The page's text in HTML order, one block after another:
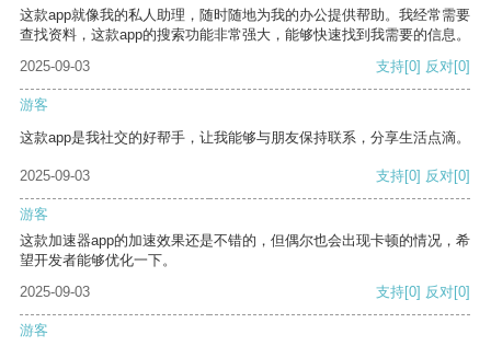
这款app就像我的私人助理，随时随地为我的办公提供帮助。我经常需要
查找资料，这款app的搜索功能非常强大，能够快速找到我需要的信息。
2025-09-03
支持[0] 反对[0]
游客
这款app是我社交的好帮手，让我能够与朋友保持联系，分享生活点滴。
2025-09-03 支持[0] 反对[0]
游客
这款加速器app的加速效果还是不错的，但偶尔也会出现卡顿的情况，希
望开发者能够优化一下。
2025-09-03
支持[0] 反对[0]
游客